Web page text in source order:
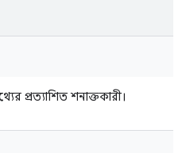
প্রত্যাশিত শনাক্তকারী।